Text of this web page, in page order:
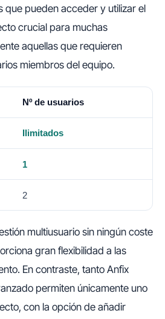
que pueden acceder y utilizar el
crucial para muchas
aquellas que requieren
miembros del equipo.
ANFIX BÁSICO
Nº de usuarios
Ilimitados
1
2
multiusuario sin ningún coste
gran flexibilidad a las
En contraste, tanto Anfix
permiten únicamente uno
con la opción de añadir